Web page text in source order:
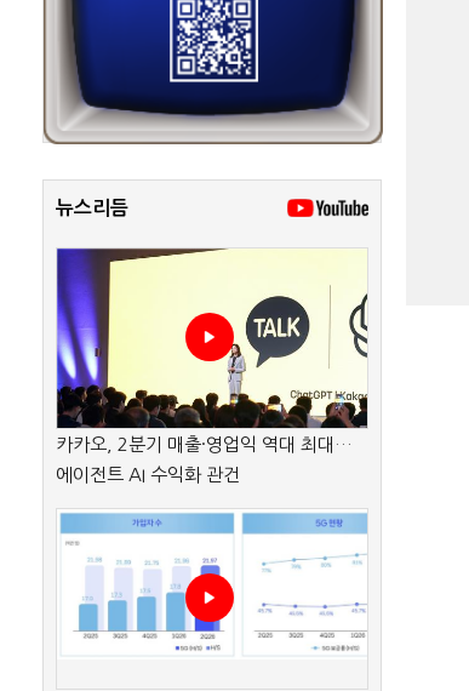
뉴스리듬
카카오, 2분기 매출·영업익 역대 최대…
에이전트 AI 수익화 관건